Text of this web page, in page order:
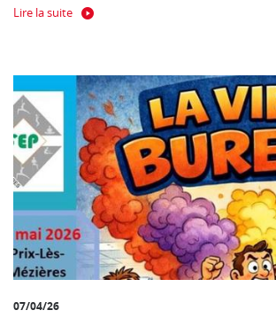
Lire la suite
07/04/26